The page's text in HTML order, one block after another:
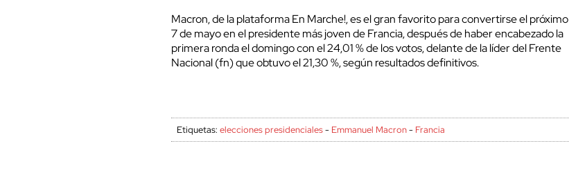
Macron, de la plataforma En Marche!, es el gran favorito para convertirse el próximo
7 de mayo en el presidente más joven de Francia, después de haber encabezado la
primera ronda el domingo con el 24,01 % de los votos, delante de la líder del Frente
Nacional (fn) que obtuvo el 21,30 %, según resultados definitivos.
Etiquetas:elecciones presidenciales- Emmanuel Macron- Francia